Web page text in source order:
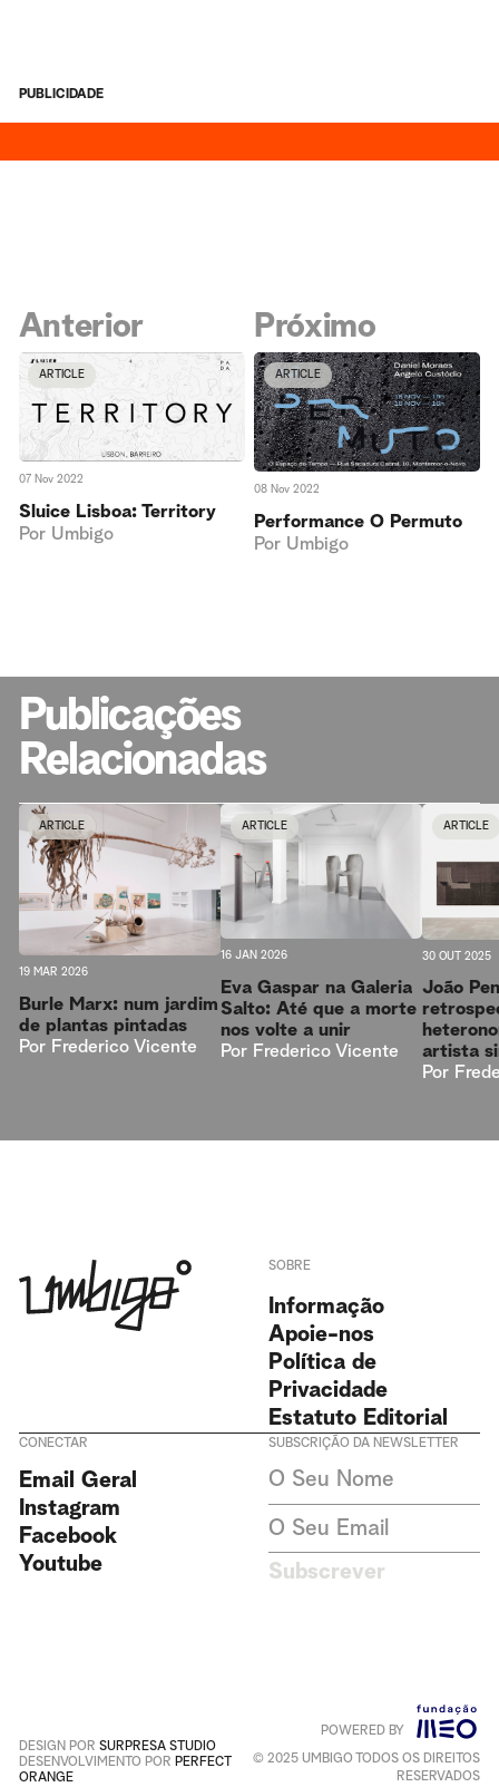
+Português English
PUBLICIDADE
Anterior
ARTICLE
07 Nov 2022
Sluice Lisboa: Territory
Por Umbigo
Próximo
ARTICLE
08 Nov 2022
Performance O Permuto
Por Umbigo
Publicações
Relacionadas
ARTICLE
19 MAR 2026
Burle Marx: num jardim
de plantas pintadas
Por Frederico Vicente
ARTICLE
16 JAN 2026
Eva Gaspar na Galeria
Salto: Até que a morte
nos volte a unir
Por Frederico Vicente
ARTICLE
30 OUT 2025
João
artista
Por
SOBRE
Informação
Apoie-nos
Política de
Privacidade
Estatuto Editorial
CONECTAR
Email Geral
Instagram
Facebook
Youtube
SUBSCRIÇÃO DA NEWSLETTER
Revista Umbigo e aceito a
recolhemos ou armazenamos
dados pessoais sem o seu
consentimento. Política de
Privacidade
Subscrever
DESIGN POR SURPRESA STUDIO
DESENVOLVIMENTO POR PERFECT
ORANGE
POWERED BY
© 2025 UMBIGO TODOS OS DIREITOS
RESERVADOS